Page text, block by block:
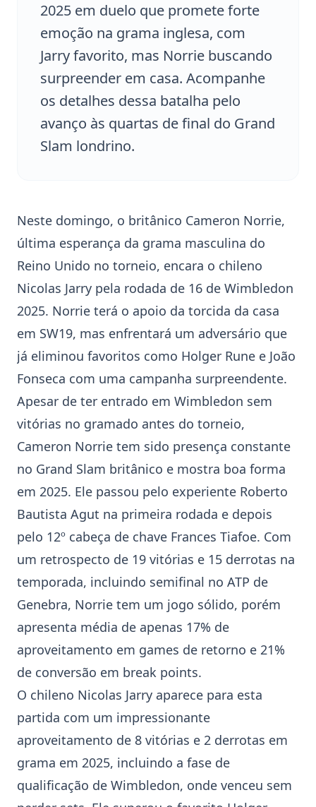
2025 em duelo que promete forte
emoção na grama inglesa, com
Jarry favorito, mas Norrie buscando
surpreender em casa. Acompanhe
os detalhes dessa batalha pelo
avanço às quartas de final do Grand
Slam londrino.
Neste domingo, o britânico Cameron Norrie,
última esperança da grama masculina do
Reino Unido no torneio, encara o chileno
Nicolas Jarry pela rodada de 16 de Wimbledon
2025. Norrie terá o apoio da torcida da casa
em SW19, mas enfrentará um adversário que
já eliminou favoritos como Holger Rune e João
Fonseca com uma campanha surpreendente.
Apesar de ter entrado em Wimbledon sem
vitórias no gramado antes do torneio,
Cameron Norrie tem sido presença constante
no Grand Slam britânico e mostra boa forma
em 2025. Ele passou pelo experiente Roberto
Bautista Agut na primeira rodada e depois
pelo 12º cabeça de chave Frances Tiafoe. Com
um retrospecto de 19 vitórias e 15 derrotas na
temporada, incluindo semifinal no ATP de
Genebra, Norrie tem um jogo sólido, porém
apresenta média de apenas 17% de
aproveitamento em games de retorno e 21%
de conversão em break points.
O chileno Nicolas Jarry aparece para esta
partida com um impressionante
aproveitamento de 8 vitórias e 2 derrotas em
grama em 2025, incluindo a fase de
qualificação de Wimbledon, onde venceu sem